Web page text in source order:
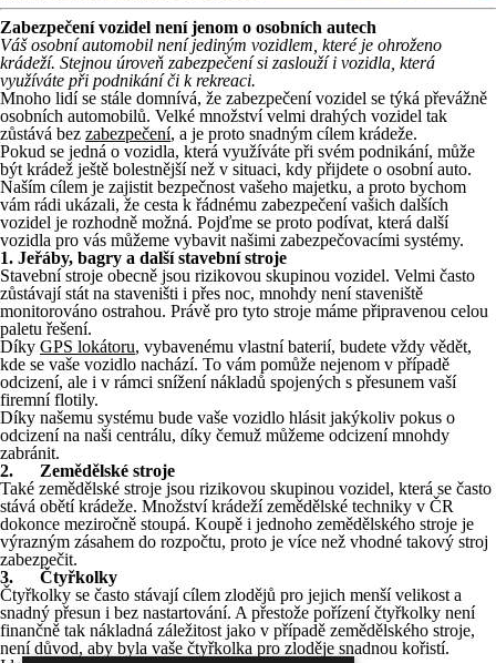
Zabezpečení vozidel není jenom o osobních autech
Váš osobní automobil není jediným vozidlem, které je ohroženo
krádeží. Stejnou úroveň zabezpečení si zaslouží i vozidla, která
využíváte při podnikání či k rekreaci.
Mnoho lidí se stále domnívá, že zabezpečení vozidel se týká převážně
osobních automobilů. Velké množství velmi drahých vozidel tak
zůstává bez zabezpečení, a je proto snadným cílem krádeže.
Pokud se jedná o vozidla, která využíváte při svém podnikání, může
být krádež ještě bolestnější než v situaci, kdy přijdete o osobní auto.
Naším cílem je zajistit bezpečnost vašeho majetku, a proto bychom
vám rádi ukázali, že cesta k řádnému zabezpečení vašich dalších
vozidel je rozhodně možná. Pojďme se proto podívat, která další
vozidla pro vás můžeme vybavit našimi zabezpečovacími systémy.
1. Jeřáby, bagry a další stavební stroje
Stavební stroje obecně jsou rizikovou skupinou vozidel. Velmi často
zůstávají stát na staveništi i přes noc, mnohdy není staveniště
monitorováno ostrahou. Právě pro tyto stroje máme připravenou celou
paletu řešení.
Díky GPS lokátoru, vybavenému vlastní baterií, budete vždy vědět,
kde se vaše vozidlo nachází. To vám pomůže nejenom v případě
odcizení, ale i v rámci snížení nákladů spojených s přesunem vaší
firemní flotily.
Díky našemu systému bude vaše vozidlo hlásit jakýkoliv pokus o
odcizení na naši centrálu, díky čemuž můžeme odcizení mnohdy
zabránit.
2. Zemědělské stroje
Také zemědělské stroje jsou rizikovou skupinou vozidel, která se často
stává obětí krádeže. Množství krádeží zemědělské techniky v ČR
dokonce meziročně stoupá. Koupě i jednoho zemědělského stroje je
výrazným zásahem do rozpočtu, proto je více než vhodné takový stroj
zabezpečit.
3. Čtyřkolky
Čtyřkolky se často stávají cílem zlodějů pro jejich menší velikost a
snadný přesun i bez nastartování. A přestože pořízení čtyřkolky není
finančně tak nákladná záležitost jako v případě zemědělského stroje,
není důvod, aby byla vaše čtyřkolka pro zloděje snadnou kořistí.